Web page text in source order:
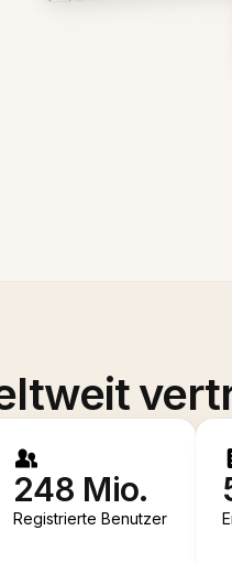
248 Mio.
Registrierte Benutzer